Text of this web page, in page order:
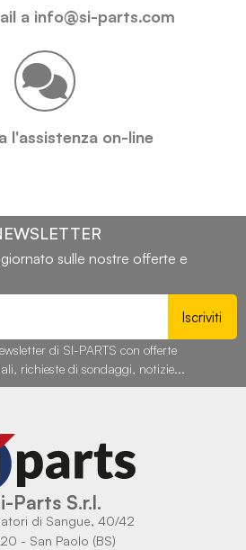
a info@si-parts.com
l'assistenza on-line
sulle nostre offerte e
Iscriviti
di SI-PARTS con offerte
richieste di sondaggi, notizie...
Parts S.r.l.
di Sangue, 40/42
- San Paolo (BS)